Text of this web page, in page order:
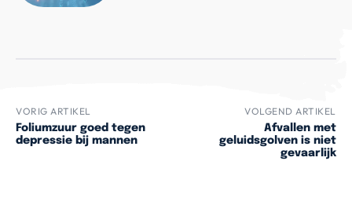
VORIG ARTIKEL
Foliumzuur goed tegen
depressie bij mannen
VOLGEND ARTIKEL
Afvallen met
geluidsgolven is niet
gevaarlijk